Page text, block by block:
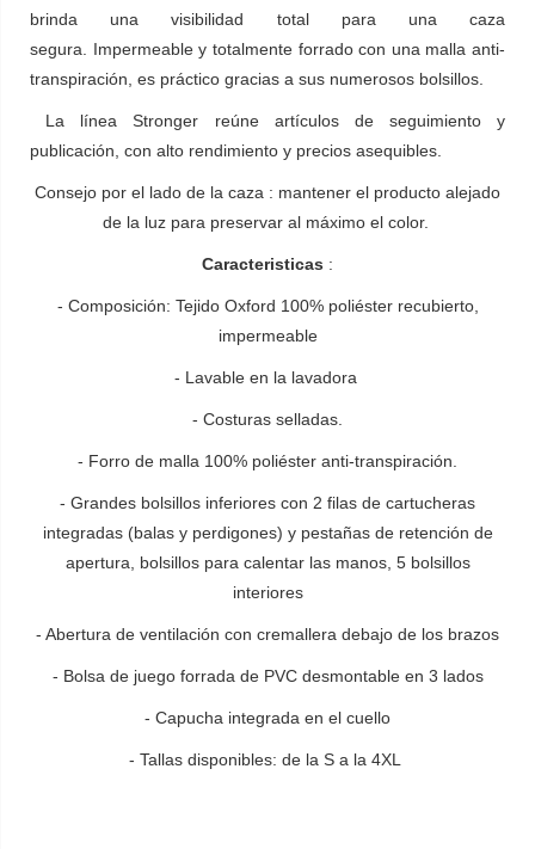
brinda una visibilidad total para una caza
segura. Impermeable y totalmente forrado con una malla anti-
transpiración, es práctico gracias a sus numerosos bolsillos.
La línea Stronger reúne artículos de seguimiento y
publicación, con alto rendimiento y precios asequibles.
Consejo por el lado de la caza : mantener el producto alejado
de la luz para preservar al máximo el color.
Caracteristicas :
- Composición: Tejido Oxford 100% poliéster recubierto,
impermeable
- Lavable en la lavadora
- Costuras selladas.
- Forro de malla 100% poliéster anti-transpiración.
- Grandes bolsillos inferiores con 2 filas de cartucheras
integradas (balas y perdigones) y pestañas de retención de
apertura, bolsillos para calentar las manos, 5 bolsillos
interiores
- Abertura de ventilación con cremallera debajo de los brazos
- Bolsa de juego forrada de PVC desmontable en 3 lados
- Capucha integrada en el cuello
- Tallas disponibles: de la S a la 4XL